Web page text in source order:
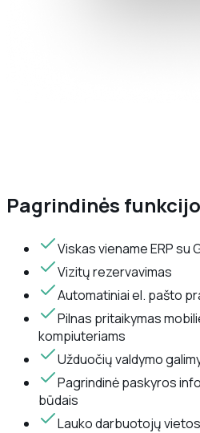
Pagrindinės
Viskas viename ERP su
Vizitų rezervavimas
Automatiniai el. pašto
Pilnas pritaikymas
kompiuteriams
Užduočių valdymo
Pagrindinė paskyros
būdais
Lauko darbuotojų